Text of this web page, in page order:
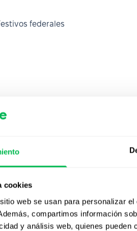
cookies
web se usan para personalizar
compartimos información
y análisis web, quienes
federales
de documentos en RRHH